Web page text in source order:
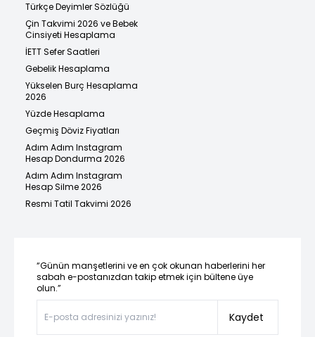
Türkçe Deyimler Sözlüğü
Çin Takvimi 2026 ve Bebek
Cinsiyeti Hesaplama
İETT Sefer Saatleri
Gebelik Hesaplama
Yükselen Burç Hesaplama
2026
Yüzde Hesaplama
Geçmiş Döviz Fiyatları
Adım Adım Instagram
Hesap Dondurma 2026
Adım Adım Instagram
Hesap Silme 2026
Resmi Tatil Takvimi 2026
“Günün manşetlerini ve en çok okunan haberlerini her
sabah e-postanızdan takip etmek için bültene üye
olun.”
Kaydet